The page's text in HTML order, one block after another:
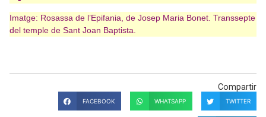
Imatge: Rosassa de l’Epifania, de Josep Maria Bonet. Transsepte
del temple de Sant Joan Baptista.
Compartir
FACEBOOK WHATSAPP TWITTER